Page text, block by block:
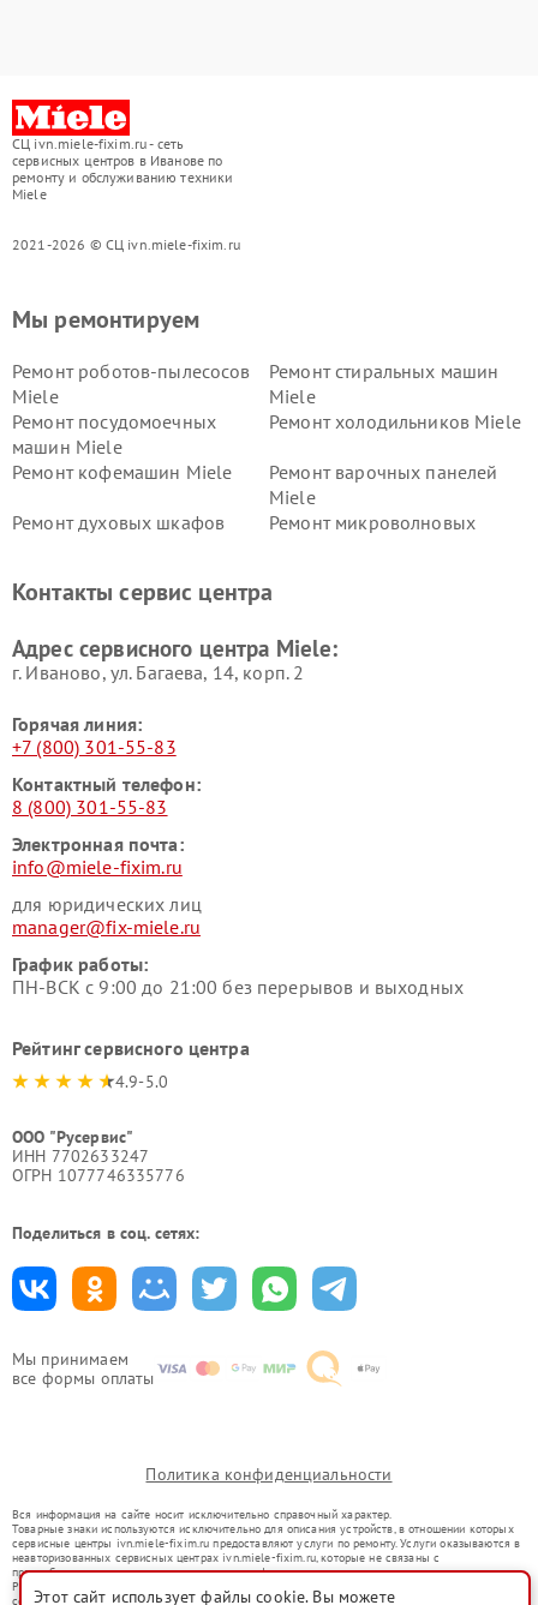
СЦ ivn.miele-fixim.ru - сеть
сервисных центров в Иванове по
ремонту и обслуживанию техники
Miele
2021-2026 © СЦ ivn.miele-fixim.ru
Мы принимаем
все формы оплаты
Мы ремонтируем
Ремонт роботов-пылесосов
Miele
Ремонт стиральных машин
Miele
Ремонт посудомоечных
машин Miele
Ремонт холодильников Miele
Ремонт кофемашин Miele
Ремонт варочных панелей
Miele
Ремонт духовых шкафов
Ремонт микроволновых
Miele
Miele
пылесосов Miele
Контакты сервис центра
Адрес сервисного центра Miele:
г. Иваново, ул. Багаева, 14, корп. 2
Горячая линия:
+7 (800) 301-55-83
Контактный телефон:
8 (800) 301-55-83
Электронная почта:
info@miele-fixim.ru
для юридических лиц
manager@fix-miele.ru
График работы:
ПН-ВСК с 9:00 до 21:00 без перерывов и выходных
Рейтинг сервисного центра
4.9-5.0
ООО "Русервис"
ИНН 7702633247
ОГРН 1077746335776
Поделиться в соц. сетях:
Политика конфиденциальности
Вся информация на сайте носит исключительно справочный характер.
Товарные знаки используются исключительно для описания устройств, в отношении которых
сервисные центры ivn.miele-fixim.ru предоставляют услуги по ремонту. Услуги оказываются в
неавторизованных сервисных центрах ivn.miele-fixim.ru, которые не связаны с
правообладателями товарных знаков или их официальными представителями.
Ремонт осуществляется для устройств, уже введенных в гражданский оборот в соответствии
со статьей 1487 ГК РФ.
Этот сайт использует файлы cookie. Вы можете